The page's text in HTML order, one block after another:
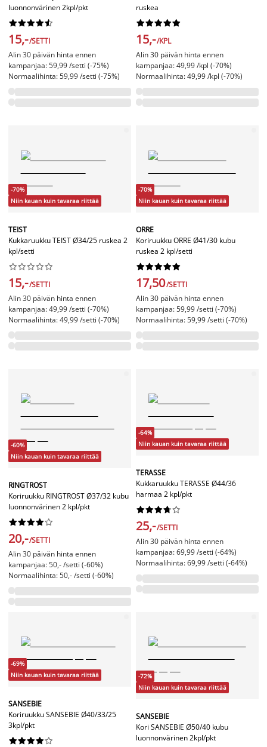
luonnonvärinen 2kpl/pkt






15,-/SETTI
Alin 30 päivän hinta ennen
kampanjaa: 59,99 /setti (-75%)
Normaalihinta: 59,99 /setti (-75%)
ruskea






15,-/KPL
Alin 30 päivän hinta ennen
kampanjaa: 49,99 /kpl (-70%)
Normaalihinta: 49,99 /kpl (-70%)
-70%
Niin kauan kuin tavaraa riittää
TEIST
Kukkaruukku TEIST Ø34/25 ruskea 2
kpl/setti






15,-/SETTI
Alin 30 päivän hinta ennen
kampanjaa: 49,99 /setti (-70%)
Normaalihinta: 49,99 /setti (-70%)
-70%
Niin kauan kuin tavaraa riittää
ORRE
Koriruukku ORRE Ø41/30 kubu
ruskea 2 kpl/setti






17,50/SETTI
Alin 30 päivän hinta ennen
kampanjaa: 59,99 /setti (-70%)
Normaalihinta: 59,99 /setti (-70%)
-60%
Niin kauan kuin tavaraa riittää
RINGTROST
Koriruukku RINGTROST Ø37/32 kubu
luonnonvärinen 2 kpl/pkt






20,-/SETTI
Alin 30 päivän hinta ennen
kampanjaa: 50,- /setti (-60%)
Normaalihinta: 50,- /setti (-60%)
-64%
Niin kauan kuin tavaraa riittää
TERASSE
Kukkaruukku TERASSE Ø44/36
harmaa 2 kpl/pkt






25,-/SETTI
Alin 30 päivän hinta ennen
kampanjaa: 69,99 /setti (-64%)
Normaalihinta: 69,99 /setti (-64%)
-69%
Niin kauan kuin tavaraa riittää
SANSEBIE
Koriruukku SANSEBIE Ø40/33/25
3kpl/pkt






-72%
Niin kauan kuin tavaraa riittää
SANSEBIE
Kori SANSEBIE Ø50/40 kubu
luonnonvärinen 2kpl/pkt